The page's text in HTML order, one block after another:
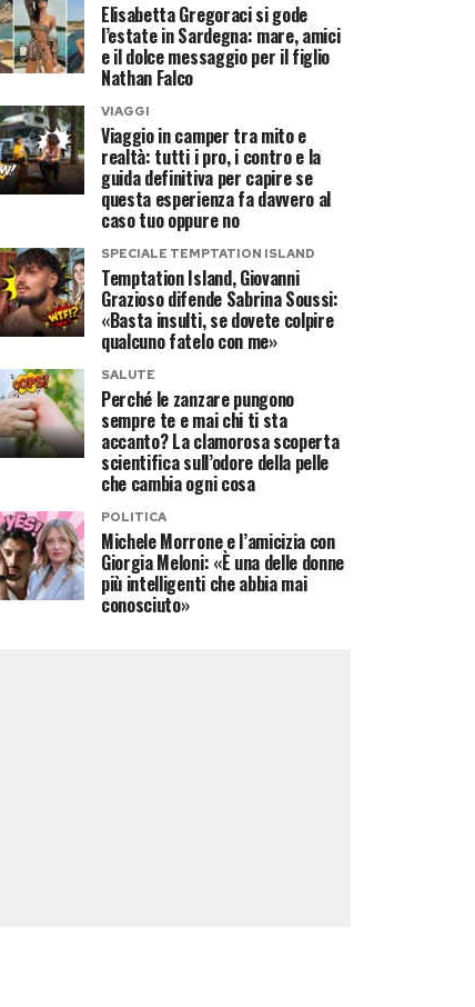
Elisabetta Gregoraci si gode
l’estate in Sardegna: mare, amici
e il dolce messaggio per il figlio
Nathan Falco
VIAGGI
Viaggio in camper tra mito e
realtà: tutti i pro, i contro e la
guida definitiva per capire se
questa esperienza fa davvero al
caso tuo oppure no
SPECIALE TEMPTATION ISLAND
Temptation Island, Giovanni
Grazioso difende Sabrina Soussi:
«Basta insulti, se dovete colpire
qualcuno fatelo con me»
SALUTE
Perché le zanzare pungono
sempre te e mai chi ti sta
accanto? La clamorosa scoperta
scientifica sull’odore della pelle
che cambia ogni cosa
POLITICA
Michele Morrone e l’amicizia con
Giorgia Meloni: «È una delle donne
più intelligenti che abbia mai
conosciuto»